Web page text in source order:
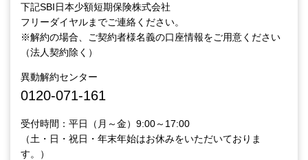
下記SBI日本少額短期保険株式会社
フリーダイヤルまでご連絡ください。
※解約の場合、ご契約者様名義の口座情報をご用意ください
（法人契約除く）
異動解約センター
0120-071-161
受付時間：平日（月～金）9:00～17:00
（土・日・祝日・年末年始はお休みをいただいておりま
す。）